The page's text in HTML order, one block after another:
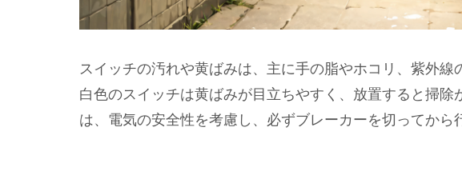
スイッチの汚れや黄ばみは、主に手の脂やホコリ、紫外線
白色のスイッチは黄ばみが目立ちやすく、放置すると掃除
は、電気の安全性を考慮し、必ずブレーカーを切ってから